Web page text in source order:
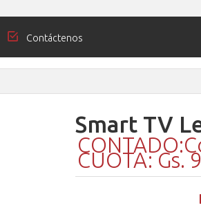
Contáctenos
Smart TV
CUOTA: Gs.